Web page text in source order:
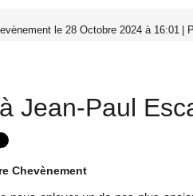
le 28 Octobre 2024 à 16:01
Jean-Paul
Chevènement